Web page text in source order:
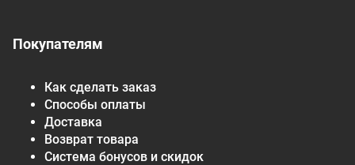
Покупателям
Как сделать заказ
Способы оплаты
Доставка
Возврат товара
Система бонусов и скидок